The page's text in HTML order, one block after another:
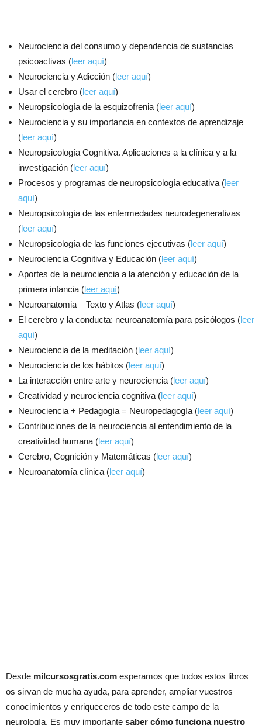
Neurociencia del consumo y dependencia de sustancias
psicoactivas (leer aquí)
Neurociencia y Adicción (leer aquí)
Usar el cerebro (leer aquí)
Neuropsicología de la esquizofrenia (leer aquí)
Neurociencia y su importancia en contextos de aprendizaje
(leer aquí)
Neuropsicología Cognitiva. Aplicaciones a la clínica y a la
investigación (leer aquí)
Procesos y programas de neuropsicología educativa (leer
aquí)
Neuropsicología de las enfermedades neurodegenerativas
(leer aquí)
Neuropsicología de las funciones ejecutivas (leer aquí)
Neurociencia Cognitiva y Educación (leer aquí)
Aportes de la neurociencia a la atención y educación de la
primera infancia (leer aquí)
Neuroanatomia – Texto y Atlas (leer aquí)
El cerebro y la conducta: neuroanatomía para psicólogos (leer
aquí)
Neurociencia de la meditación (leer aquí)
Neurociencia de los hábitos (leer aquí)
La interacción entre arte y neurociencia (leer aquí)
Creatividad y neurociencia cognitiva (leer aquí)
Neurociencia + Pedagogía = Neuropedagogía (leer aquí)
Contribuciones de la neurociencia al entendimiento de la
creatividad humana (leer aquí)
Cerebro, Cognición y Matemáticas (leer aquí)
Neuroanatomía clínica (leer aquí)
Desde milcursosgratis.com esperamos que todos estos libros
os sirvan de mucha ayuda, para aprender, ampliar vuestros
conocimientos y enriqueceros de todo este campo de la
neurología. Es muy importante saber cómo funciona nuestro